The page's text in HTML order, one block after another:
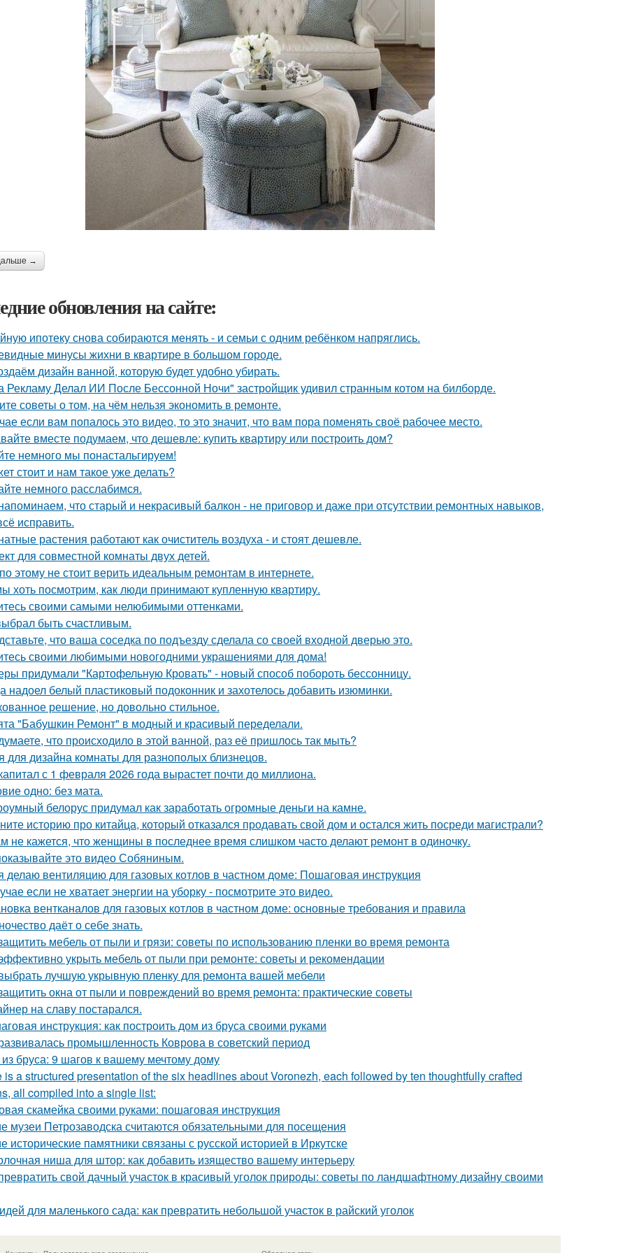
→
обновления на сайте:
ипотеку снова собираются менять - и семьи с одним ребёнком напряглись.
минусы жихни в квартире в большом городе.
дизайн ванной, которую будет удобно убирать.
Рекламу Делал ИИ После Бессонной Ночи" застройщик удивил странным котом на билборде.
советы о том, на чём нельзя экономить в ремонте.
если вам попалось это видео, то это значит, что вам пора поменять своё рабочее место.
вместе подумаем, что дешевле: купить квартиру или построить дом?
немного мы понастальгируем!
стоит и нам такое уже делать?
немного расслабимся.
что старый и некрасивый балкон - не приговор и даже при отсутствии ремонтных навыков,
исправить.
растения работают как очиститель воздуха - и стоят дешевле.
для совместной комнаты двух детей.
этому не стоит верить идеальным ремонтам в интернете.
хоть посмотрим, как люди принимают купленную квартиру.
своими самыми нелюбимыми оттенками.
быть счастливым.
что ваша соседка по подъезду сделала со своей входной дверью это.
своими любимыми новогодними украшениями для дома!
придумали "Картофельную Кровать" - новый способ побороть бессонницу.
надоел белый пластиковый подоконник и захотелось добавить изюминки.
решение, но довольно стильное.
"Бабушкин Ремонт" в модный и красивый переделали.
что происходило в этой ванной, раз её пришлось так мыть?
для дизайна комнаты для разнополых близнецов.
с 1 февраля 2026 года вырастет почти до миллиона.
одно: без мата.
белорус придумал как заработать огромные деньги на камне.
историю про китайца, который отказался продавать свой дом и остался жить посреди магистрали?
не кажется, что женщины в последнее время слишком часто делают ремонт в одиночку.
это видео Собяниным.
делаю вентиляцию для газовых котлов в частном доме: Пошаговая инструкция
если не хватает энергии на уборку - посмотрите это видео.
вентканалов для газовых котлов в частном доме: основные требования и правила
даёт о себе знать.
мебель от пыли и грязи: советы по использованию пленки во время ремонта
укрыть мебель от пыли при ремонте: советы и рекомендации
лучшую укрывную пленку для ремонта вашей мебели
окна от пыли и повреждений во время ремонта: практические советы
на славу постарался.
инструкция: как построить дом из бруса своими руками
промышленность Коврова в советский период
бруса: 9 шагов к вашему мечтому дому
is a structured presentation of the six headlines about Voronezh, each followed by ten thoughtfully crafted
all compiled into a single list:
скамейка своими руками: пошаговая инструкция
музеи Петрозаводска считаются обязательными для посещения
исторические памятники связаны с русской историей в Иркутске
ниша для штор: как добавить изящество вашему интерьеру
свой дачный участок в красивый уголок природы: советы по ландшафтному дизайну своими
для маленького сада: как превратить небольшой участок в райский уголок